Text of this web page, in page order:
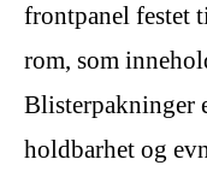
frontpanel festet
rom, som
Blisterpakninger
holdbarhet og